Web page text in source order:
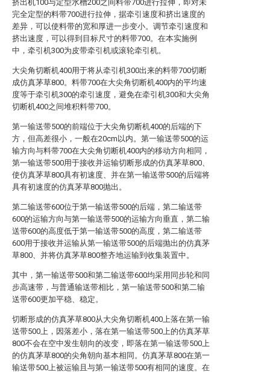
挤出机100与定型水槽200之间料带700进行拉伸，即对未
完全定型的料带700进行拉伸，据牵引速度和挤出速度的
差异，可以使料带的宽和厚进一步变小。调节牵引速度和
挤出速度，可以得到目标尺寸的料带700。在本实施例
中，牵引机300为皮带牵引机或滚轮牵引机。
大尖角切断机400用于将从牵引机300出来的料带700切断
成仿真茅草800。料带700在大尖角切断机400内的平均速
度等于牵引机300的牵引速度，避免在牵引机300和大尖角
切断机400之间堆积料带700。
第一输送带500的前端位于大尖角切断机400的后端的下
方，但高差很小，一般在20cm以内。第一输送带500的运
输方向与料带700在大尖角切断机400内的移动方向相同，
第一输送带500用于接收并运输切断形成的仿真茅草800、
使仿真茅草800具有初速度、并在第一输送带500的后端将
具有初速度的仿真茅草800抛出。
第二输送带600位于第一输送带500的后端，第二输送带
600的运输方向与第一输送带500的运输方向垂直，第二输
送带600的高度低于第一输送带500的高度，第二输送带
600用于接收并运输从第一输送带500的后端抛出的仿真茅
草800、并将仿真茅草800整齐地运输到收集装置中。
其中，第一输送带500和第二输送带600均采用同步轮和同
步高速带，与普通输送带相比，第一输送带500和第二输
送带600更加平稳、稳定。
切断形成的仿真茅草800从大尖角切断机400上落在第一输
送带500上，因落差小，落在第一输送带500上的仿真茅草
800不会在空中发生朝向的改变，即落在第一输送带500上
的仿真茅草800的尖角朝向基本相同。仿真茅草800在第一
输送带500上被运输且与第一输送带500有相同的速度。在